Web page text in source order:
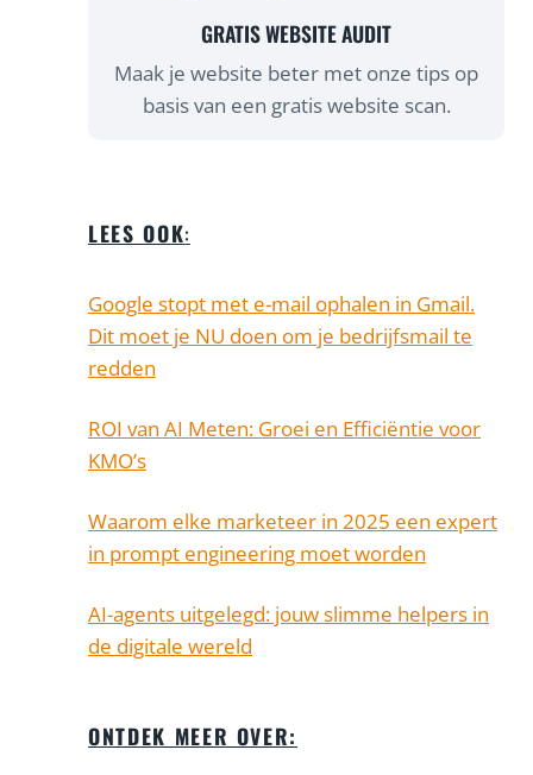
GRATIS WEBSITE AUDIT
Maak je website beter met onze tips op
basis van een gratis website scan.
LEES OOK:
Google stopt met e-mail ophalen in Gmail.
Dit moet je NU doen om je bedrijfsmail te
redden
ROI van AI Meten: Groei en Efficiëntie voor
KMO’s
Waarom elke marketeer in 2025 een expert
in prompt engineering moet worden
AI-agents uitgelegd: jouw slimme helpers in
de digitale wereld
ONTDEK MEER OVER: